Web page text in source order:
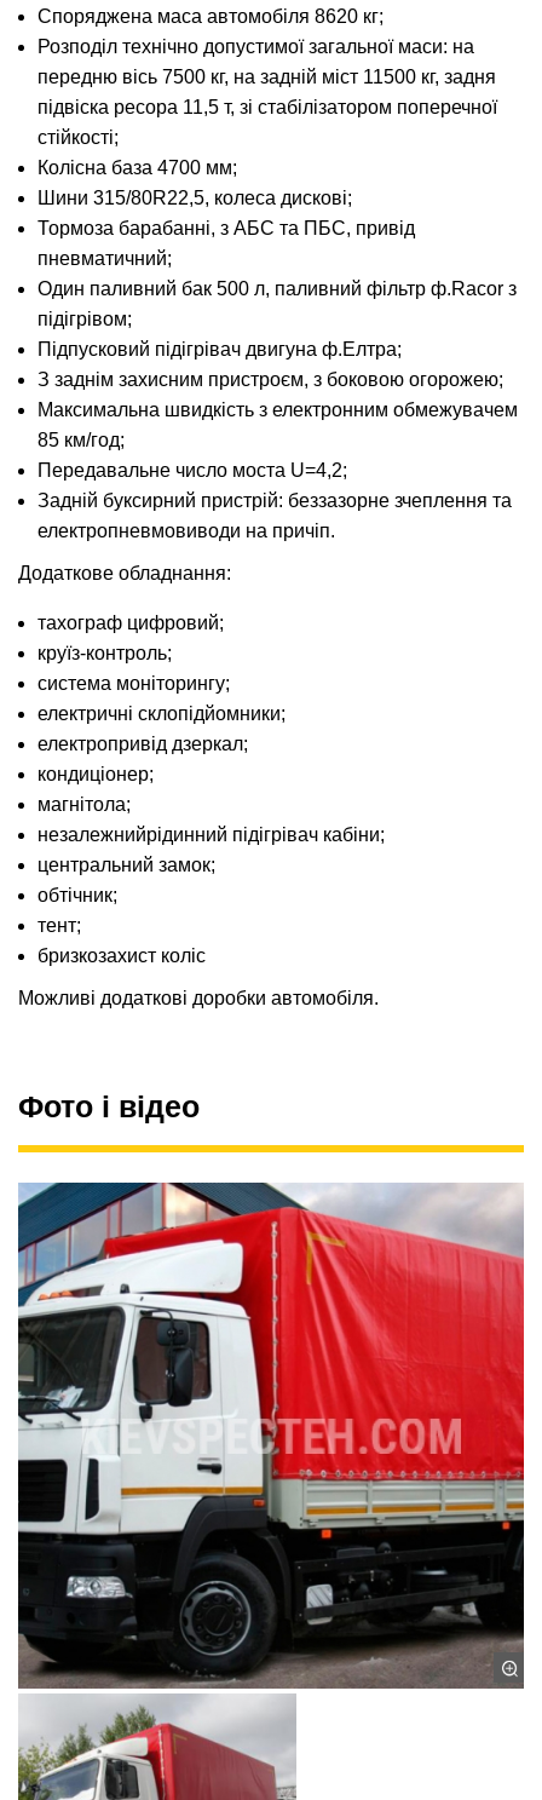
Споряджена маса автомобіля 8620 кг;
Розподіл технічно допустимої загальної маси: на
передню вісь 7500 кг, на задній міст 11500 кг, задня
підвіска ресора 11,5 т, зі стабілізатором поперечної
стійкості;
Колісна база 4700 мм;
Шини 315/80R22,5, колеса дискові;
Тормоза барабанні, з АБС та ПБС, привід
пневматичний;
Один паливний бак 500 л, паливний фільтр ф.Racor з
підігрівом;
Підпусковий підігрівач двигуна ф.Елтра;
З заднім захисним пристроєм, з боковою огорожею;
Максимальна швидкість з електронним обмежувачем
85 км/год;
Передавальне число моста U=4,2;
Задній буксирний пристрій: беззазорне зчеплення та
електропневмовиводи на причіп.
Додаткове обладнання:
тахограф цифровий;
круїз-контроль;
система моніторингу;
електричні склопідйомники;
електропривід дзеркал;
кондиціонер;
магнітола;
незалежнийрідинний підігрівач кабіни;
центральний замок;
обтічник;
тент;
бризкозахист коліс
Можливі додаткові доробки автомобіля.
Фото і відео